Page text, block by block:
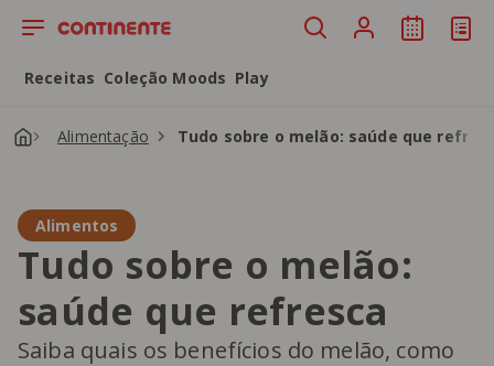
Saltar para o conteúdo principal
Receitas Coleção Moods Play
Alimentação Tudo sobre o melão: saúde que
Alimentos
Tudo sobre o melão:
saúde que refresca
Saiba quais os benefícios do melão, como